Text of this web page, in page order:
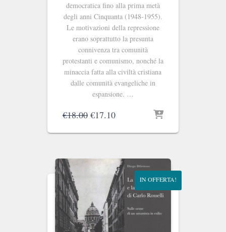
democratica fino alla prima metà
degli anni Cinquanta (1948-1955).
Le motivazioni della repressione
erano soprattutto la presunta
connivenza tra comunità
protestanti e comunismo, nonché la
minaccia fatta alla civiltà cristiana
dalle comunità evangeliche in
espansione. …
€18.00 Il
originale
€18.00.
€17.10Il
attuale
€17.10.
IN OFFERTA!